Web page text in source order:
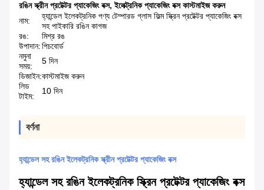
রঙিন স্ক্রীন প্রটেক্টর প্যাকেজিং বক্স,ইলেক্ট্রনিক প্যাকেজিং বক্স কাস্টমাইজ করুন
নাম:
হ্যান্ডেল ইলেকট্রনিক পণ্য টেম্পারড গ্লাস ফিল্ম স্ক্রিন প্রটেক্টর প্যাকেজিং বক্স
সহ পাইকারি রঙিন কাগজ
রঙ:
মিশ্র রঙ
উপাদান:পিচবোর্ড
নমুনা
সময়:
5 দিন
ডিজাইন:কাস্টমাইজ করুন
লিড
টাইম:
10 দিন
বর্ণনা
হ্যান্ডেল সহ রঙিন ইলেকট্রনিক স্ক্রীন প্রটেক্টর প্যাকেজিং বক্স
হ্যান্ডেল সহ রঙিন ইলেকট্রনিক স্ক্রিন প্রটেক্টর প্যাকেজিং বক্স